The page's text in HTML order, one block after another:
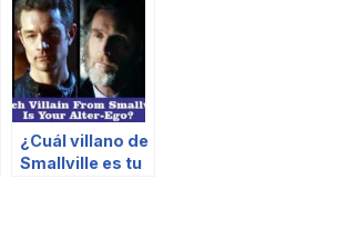
Harry Potter?
¿Cuál villano de
Smallville es tu